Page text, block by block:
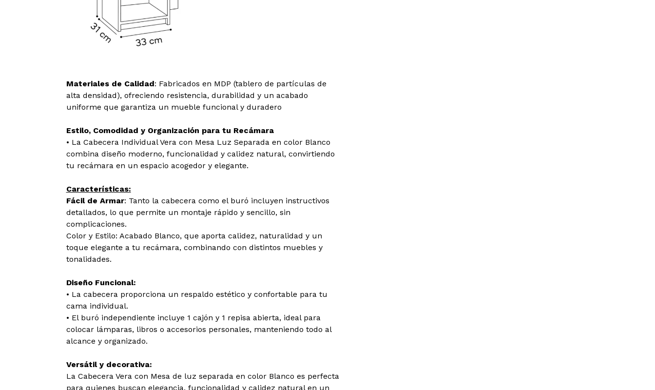
Materiales de Calidad: Fabricados en MDP (tablero de partículas de
alta densidad), ofreciendo resistencia, durabilidad y un acabado
uniforme que garantiza un mueble funcional y duradero
Estilo, Comodidad y Organización para tu Recámara
• La Cabecera Individual Vera con Mesa Luz Separada en color Blanco
combina diseño moderno, funcionalidad y calidez natural, convirtiendo
tu recámara en un espacio acogedor y elegante.
Características:
Fácil de Armar: Tanto la cabecera como el buró incluyen instructivos
detallados, lo que permite un montaje rápido y sencillo, sin
complicaciones.
Color y Estilo: Acabado Blanco, que aporta calidez, naturalidad y un
toque elegante a tu recámara, combinando con distintos muebles y
tonalidades.
Diseño Funcional:
• La cabecera proporciona un respaldo estético y confortable para tu
cama individual.
• El buró independiente incluye 1 cajón y 1 repisa abierta, ideal para
colocar lámparas, libros o accesorios personales, manteniendo todo al
alcance y organizado.
Versátil y decorativa:
La Cabecera Vera con Mesa de luz separada en color Blanco es perfecta
para quienes buscan elegancia, funcionalidad y calidez natural en un